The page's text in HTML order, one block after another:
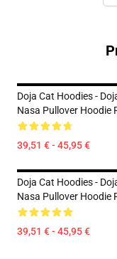
Doja Cat Hoodies -
Nasa Pullover Hoodie
39,51 € - 45,95 €
Doja Cat Hoodies -
Nasa Pullover Hoodie
39,51 € - 45,95 €